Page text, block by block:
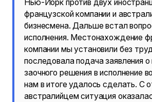
Нью-Йорк против двух
французской компании и
бизнесмена. Дальше встал
исполнения. Местонахождение
компании мы установили без
последовала подача заявления о
заочного решения в исполнение
нам в итоге удалось сделать. С
австралийцем ситуация